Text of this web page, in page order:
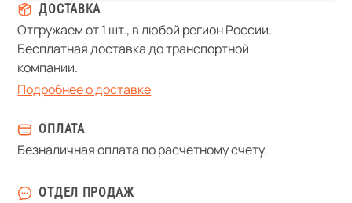
ДОСТАВКА
Отгружаем от 1 шт., в любой регион России.
Бесплатная доставка до транспортной
компании.
Подробнее о доставке
ОПЛАТА
Безналичная оплата по расчетному счету.
ОТДЕЛ ПРОДАЖ